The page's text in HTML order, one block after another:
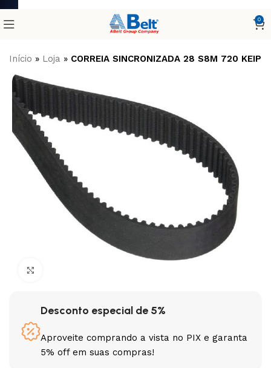
0
Início » Loja » CORREIA SINCRONIZADA 28 S8M 720
Desconto especial de 5%
Aproveite comprando a vista no PIX e garanta
5% off em suas compras!